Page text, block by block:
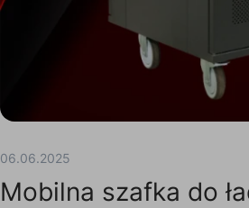
06.06.2025
Mobilna szafka do